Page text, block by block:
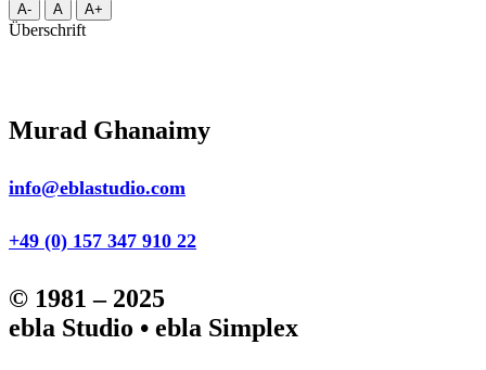
A- A A+
Überschrift
Murad Ghanaimy
info@eblastudio.com
+49 (0) 157 347 910 22
© 1981 – 2025
ebla Studio • ebla Simplex